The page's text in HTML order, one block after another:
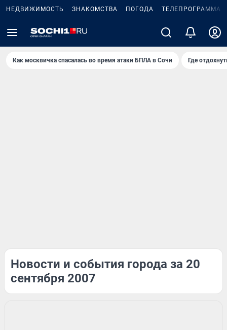
НЕДВИЖИМОСТЬ ЗНАКОМСТВА ПОГОДА ТЕЛЕПРОГРАММА
Как москвичка спасалась во время атаки БПЛА в Сочи Где
Новости и события города за 20
сентября 2007